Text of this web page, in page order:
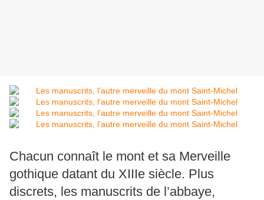
Chacun connaît le mont et sa Merveille
gothique datant du XIIIe siècle. Plus
discrets, les manuscrits de l’abbaye,